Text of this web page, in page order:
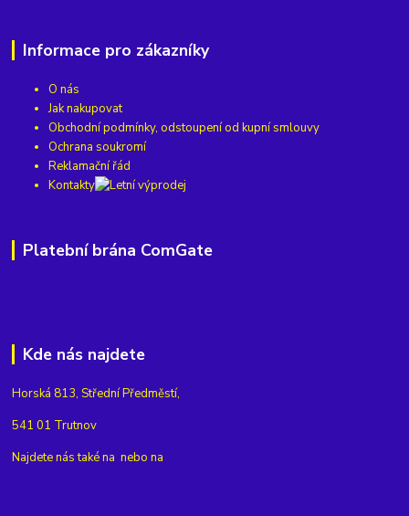
Informace pro zákazníky
O nás
Jak nakupovat
Obchodní podmínky, odstoupení od kupní smlouvy
Ochrana soukromí
Reklamační řád
Kontakty
Platební brána ComGate
Kde nás najdete
Horská 813, Střední Předměstí,
541 01 Trutnov
Najdete nás také na nebo na